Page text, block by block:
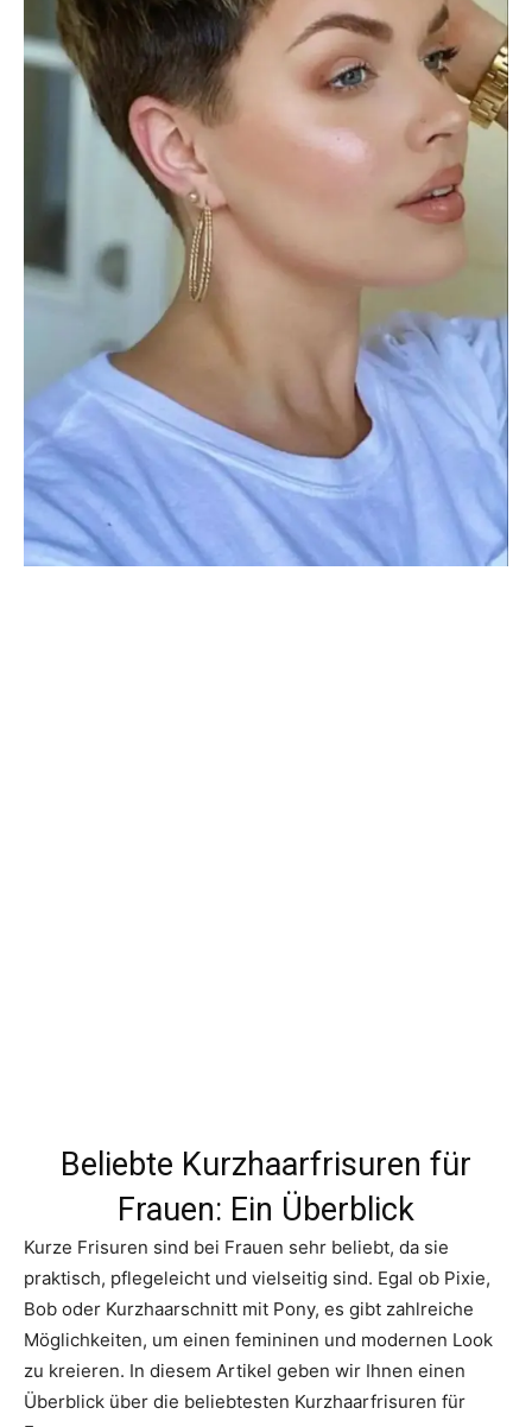
Beliebte Kurzhaarfrisuren für
Frauen: Ein Überblick
Kurze Frisuren sind bei Frauen sehr beliebt, da sie
praktisch, pflegeleicht und vielseitig sind. Egal ob Pixie,
Bob oder Kurzhaarschnitt mit Pony, es gibt zahlreiche
Möglichkeiten, um einen femininen und modernen Look
zu kreieren. In diesem Artikel geben wir Ihnen einen
Überblick über die beliebtesten Kurzhaarfrisuren für